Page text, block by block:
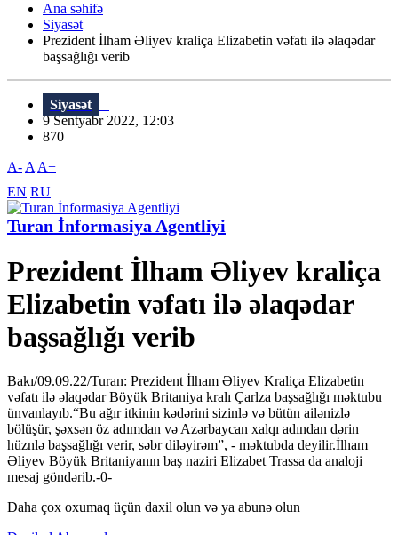
Ana səhifə
Siyasət
Prezident İlham Əliyev kraliça Elizabetin vəfatı ilə əlaqədar
başsağlığı verib
Siyasət
9 Sentyabr 2022, 12:03
870
A- A A+
EN RU
Turan İnformasiya Agentliyi
Prezident İlham Əliyev kraliça
Elizabetin vəfatı ilə əlaqədar
başsağlığı verib
Bakı/09.09.22/Turan: Prezident İlham Əliyev Kraliça Elizabetin
vəfatı ilə əlaqədar Böyük Britaniya kralı Çarlza başsağlığı məktubu
ünvanlayıb.“Bu ağır itkinin kədərini sizinlə və bütün ailənizlə
bölüşür, şəxsən öz adımdan və Azərbaycan xalqı adından dərin
hüznlə başsağlığı verir, səbr diləyirəm”, - məktubda deyilir.İlham
Əliyev Böyük Britaniyanın baş naziri Elizabet Trassa da analoji
mesaj göndərib.-0-
Daha çox oxumaq üçün daxil olun və ya abunə olun